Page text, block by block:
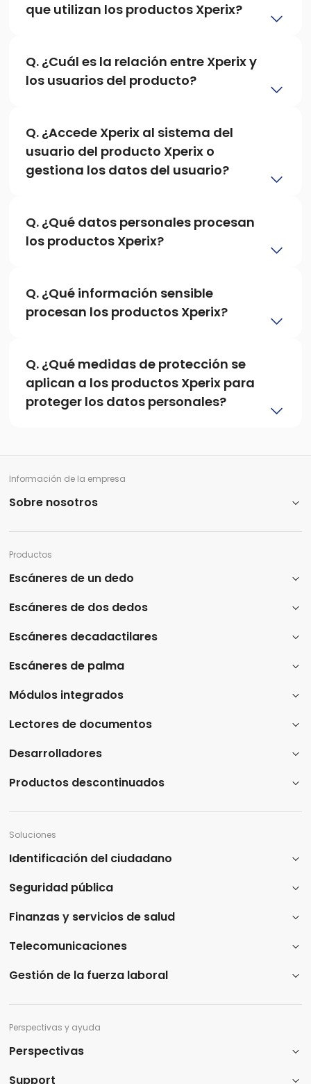
que utilizan los productos Xperix?
Q. ¿Cuál es la relación entre Xperix y
los usuarios del producto?
Q. ¿Accede Xperix al sistema del
usuario del producto Xperix o
gestiona los datos del usuario?
Q. ¿Qué datos personales procesan
los productos Xperix?
Q. ¿Qué información sensible
procesan los productos Xperix?
Q. ¿Qué medidas de protección se
aplican a los productos Xperix para
proteger los datos personales?
Información de la empresa
Sobre nosotros
Productos
Escáneres de un dedo
Escáneres de dos dedos
Escáneres decadactilares
Escáneres de palma
Módulos integrados
Lectores de documentos
Desarrolladores
Productos descontinuados
Soluciones
Identificación del ciudadano
Seguridad pública
Finanzas y servicios de salud
Telecomunicaciones
Gestión de la fuerza laboral
Perspectivas y ayuda
Perspectivas
Support​